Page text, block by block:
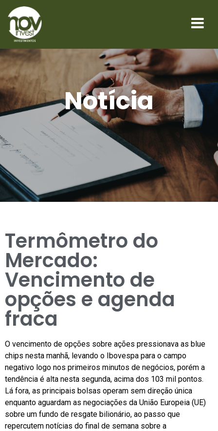
Notícia
Termômetro do
Mercado:
Vencimento de
opções e agenda
fraca
O vencimento de opções sobre ações pressionava as blue
chips nesta manhã, levando o Ibovespa para o campo
negativo logo nos primeiros minutos de negócios, porém a
tendência é alta nesta segunda, acima dos 103 mil pontos.
Lá fora, as principais bolsas operam sem direção única
enquanto aguardam as negociações da União Europeia (UE)
sobre um fundo de resgate bilionário, ao passo que
repercutem notícias do final de semana sobre a